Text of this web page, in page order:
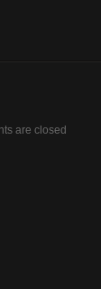
are closed